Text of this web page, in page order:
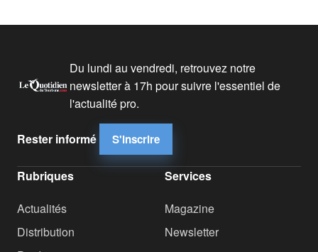
Du lundi au vendredi, retrouvez notre
newsletter à 17h pour suivre l'essentiel de
l'actualité pro.
Rester informé S'inscrire
Rubriques
Actualités
Distribution
Services
Magazine
Newsletter